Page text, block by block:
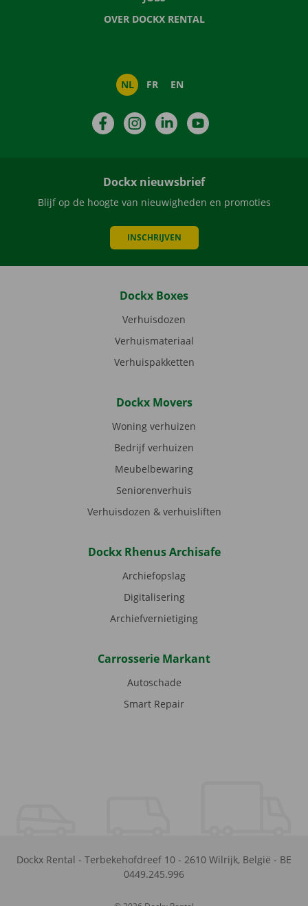
OVER DOCKX RENTAL
NL FR EN
FacebookInstagramLinkedIn
Dockx nieuwsbrief
Blijf op de hoogte van nieuwigheden en promoties
INSCHRIJVEN
Dockx Boxes
Verhuisdozen
Verhuismateriaal
Verhuispakketten
Dockx Movers
Woning verhuizen
Bedrijf verhuizen
Meubelbewaring
Seniorenverhuis
Verhuisdozen & verhuisliften
Dockx Rhenus Archisafe
Archiefopslag
Digitalisering
Archiefvernietiging
Carrosserie Markant
Autoschade
Smart Repair
Dockx Rental - Terbekehofdreef 10 - 2610 Wilrijk, België - BE
0449.245.996